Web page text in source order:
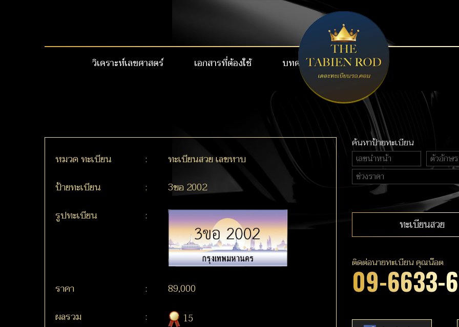
วิเคราะห์เลขศาสตร์ เอกสารที่ต้องใช้ บทความ
เบอร์สวย VIP
หมวด ทะเบียน :
ทะเบียนสวย เลขหาบ
ป้ายทะเบียน
:
3ขอ 2002
รูปทะเบียน
:
ราคา :
89,000
ผลรวม
:
15
ค้นหาป้ายทะเบียน
ทะเบียนสวย
ติดต่อนายทะเบียน คุณน๊อต
09-6633-